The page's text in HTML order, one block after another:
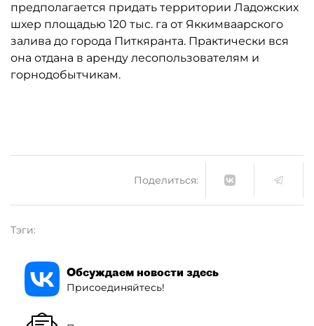
предполагается придать территории Ладожских
шхер площадью 120 тыс. га от Яккимваарского
залива до города Питкяранта. Практически вся
она отдана в аренду лесопользователям и
горнодобытчикам.
Поделиться:
Тэги:
Обсуждаем новости здесь
Присоединяйтесь!